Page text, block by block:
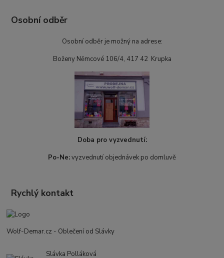
Osobní odběr
Osobní odběr je možný na adrese:
Boženy Němcové 106/4, 417 42 Krupka
Doba pro vyzvednutí:
Po-Ne:vyzvednutí objednávek po domluvě
Rychlý kontakt
Wolf-Demar.cz - Oblečení od Slávky
Slávka Polláková